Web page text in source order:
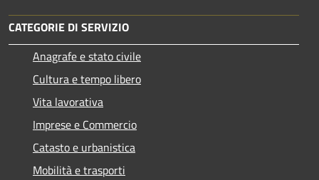
CATEGORIE DI SERVIZIO
Anagrafe e stato civile
Cultura e tempo libero
Vita lavorativa
Imprese e Commercio
Catasto e urbanistica
Mobilità e trasporti